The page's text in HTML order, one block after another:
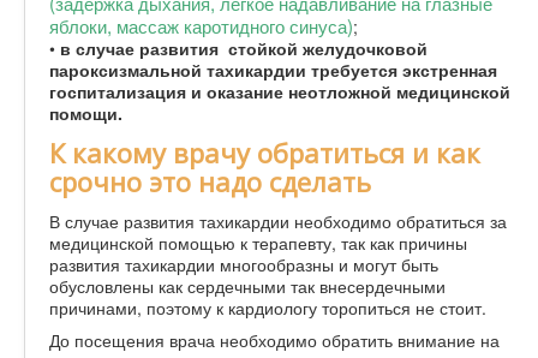
яблоки, массаж каротидного синуса);
• в случае развития стойкой желудочковой
пароксизмальной тахикардии требуется экстренная
госпитализация и оказание неотложной медицинской
помощи.
К какому врачу обратиться и как
срочно это надо сделать
В случае развития тахикардии необходимо обратиться за
медицинской помощью к терапевту, так как причины
развития тахикардии многообразны и могут быть
обусловлены как сердечными так внесердечными
причинами, поэтому к кардиологу торопиться не стоит.
До посещения врача необходимо обратить внимание на